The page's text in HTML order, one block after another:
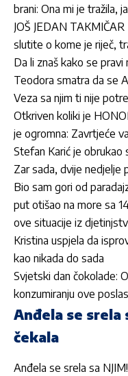
brani: Ona mi je tražila,
JOŠ JEDAN
slutite o kome je riječ,
Da li znaš kako se pravi
Teodora smatra da se
Veza sa njim ti nije
Otkriven koliki je
je ogromna: Zavrtjeće
Stefan Karić je obrukao
Zar sada, dvije nedjelje
Bio sam gori od
put otišao na more sa
ove situacije iz
Kristina uspjela da
kao nikada do sada
Svjetski dan čokolade:
konzumiranju ove
Anđela se srela
čekala
Anđela se srela sa